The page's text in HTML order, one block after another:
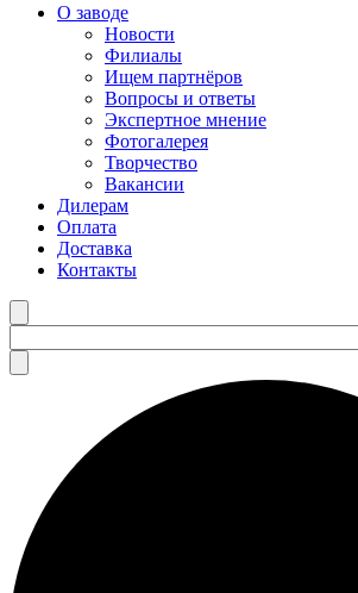
О заводе
Новости
Филиалы
Ищем партнёров
Вопросы и ответы
Экспертное мнение
Фотогалерея
Творчество
Вакансии
Дилерам
Оплата
Доставка
Контакты